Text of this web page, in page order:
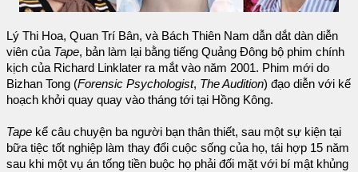
Lý Thi Hoa, Quan Trí Bân, và Bách Thiên Nam dẫn dắt dàn diễn
viên của Tape, bản làm lại bằng tiếng Quảng Đông bộ phim chính
kịch của Richard Linklater ra mắt vào năm 2001. Phim mới do
Bizhan Tong (Forensic Psychologist, The Audition) đạo diễn với kế
hoạch khởi quay quay vào tháng tới tại Hồng Kông.
Tape kể câu chuyện ba người bạn thân thiết, sau một sự kiện tại
bữa tiệc tốt nghiệp làm thay đổi cuộc sống của họ, tái hợp 15 năm
sau khi một vụ án tống tiền buộc họ phải đối mặt với bí mật khủng